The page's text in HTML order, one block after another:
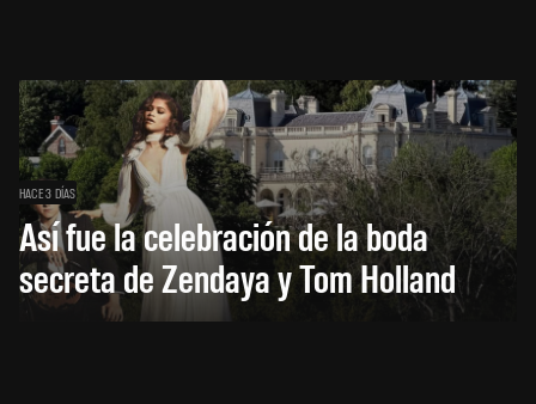
HACE 3 DÍAS
Así fue la celebración de la boda
secreta de Zendaya y Tom Holland